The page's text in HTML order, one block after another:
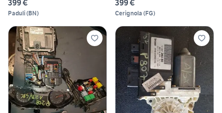
399 €
Paduli(BN)
399 €
Cerignola (FG)